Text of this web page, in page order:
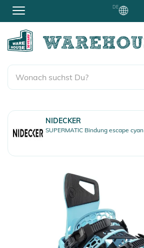
DE
NIDECKER
SUPERMATIC Bindung escape cyan